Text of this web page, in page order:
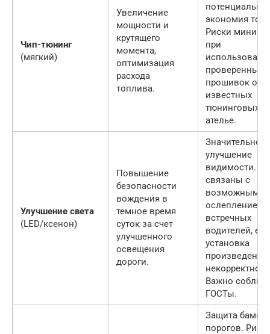
Чип-тюнинг
(мягкий)
Увеличение
мощности и
крутящего
момента,
оптимизация
расхода
топлива.
экономия
Риски
при
проверенных
прошивок от
известных
тюнинговых
ателье.
Улучшение света
(LED/ксенон)
Повышение
безопасности
вождения в
темное время
суток за счет
улучшенного
освещения
дороги.
Значительное
улучшение
видимости.
связаны с
возможным
ослеплением
встречных
водителей,
установка
произведена
некорректно.
Важно
ГОСТы.
Защита
порогов.